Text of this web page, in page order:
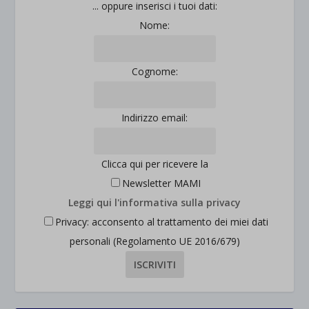
... oppure inserisci i tuoi dati:
Nome:
Cognome:
Indirizzo email:
Clicca qui per ricevere la
Newsletter MAMI
Leggi qui l'informativa sulla privacy
Privacy: acconsento al trattamento dei miei dati
personali (Regolamento UE 2016/679)
Mostra dettagli